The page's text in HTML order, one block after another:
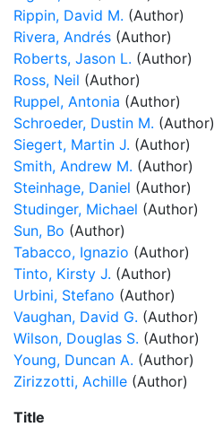
Rippin, David M. (Author)
Rivera, Andrés (Author)
Roberts, Jason L. (Author)
Ross, Neil (Author)
Ruppel, Antonia (Author)
Schroeder, Dustin M. (Author)
Siegert, Martin J. (Author)
Smith, Andrew M. (Author)
Steinhage, Daniel (Author)
Studinger, Michael (Author)
Sun, Bo (Author)
Tabacco, Ignazio (Author)
Tinto, Kirsty J. (Author)
Urbini, Stefano (Author)
Vaughan, David G. (Author)
Wilson, Douglas S. (Author)
Young, Duncan A. (Author)
Zirizzotti, Achille (Author)
Title